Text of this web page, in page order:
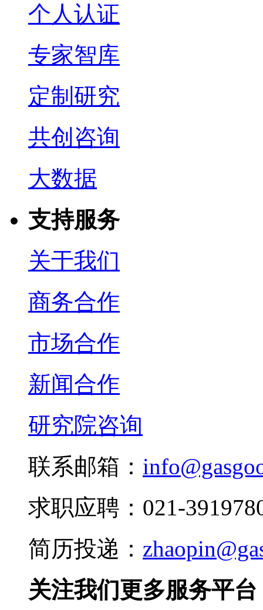
个人认证
专家智库
定制研究
共创咨询
大数据
支持服务
关于我们
商务合作
市场合作
新闻合作
研究院咨询
联系邮箱：
求职应聘：021-
简历投递：
关注我们更多服务平台